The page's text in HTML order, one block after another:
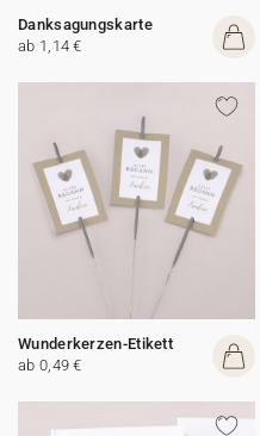
Danksagungskarte
ab 1,14 €
Wunderkerzen-Etikett
ab 0,49 €